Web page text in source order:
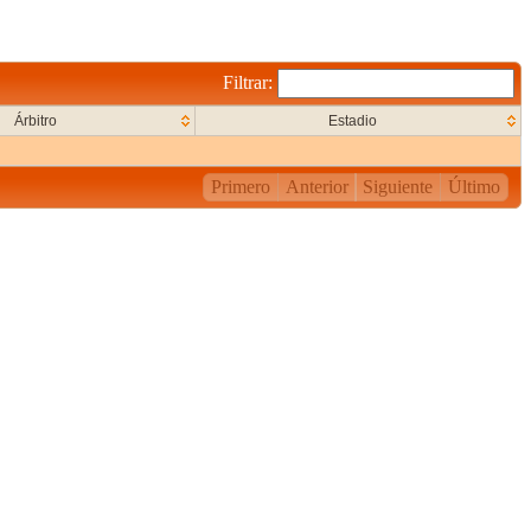
Filtrar:
Árbitro Estadio
Primero Anterior Siguiente Último